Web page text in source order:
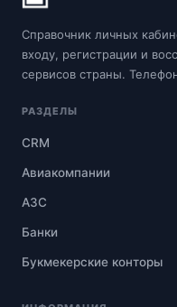
Справочник личных
входу, регистрации и
сервисов страны.
РАЗДЕЛЫ
CRM
Авиакомпании
АЗС
Банки
Букмекерские конторы